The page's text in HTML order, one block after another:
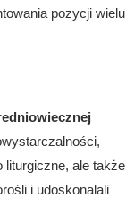
pozycji wielu
liturgiczne, ale także
i udoskonalali